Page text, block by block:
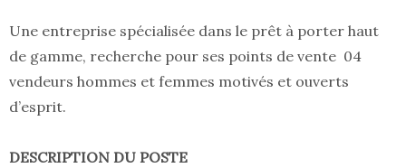
Une entreprise spécialisée dans le prêt à porter haut
de gamme, recherche pour ses points de vente 04
vendeurs hommes et femmes motivés et ouverts
d’esprit.
DESCRIPTION DU POSTE